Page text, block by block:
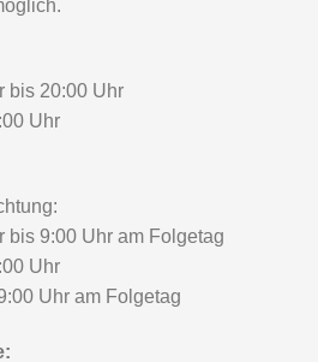
Veranstalter das teilnehmende
lassen. Kosten tragen die Eltern,
ist in diesem Fall nicht
UND INFOS